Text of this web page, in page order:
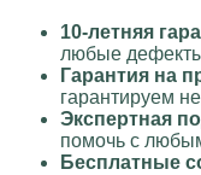
10-летняя
любые
Гарантия на
гарантируем
Экспертная
помочь с
Бесплатные